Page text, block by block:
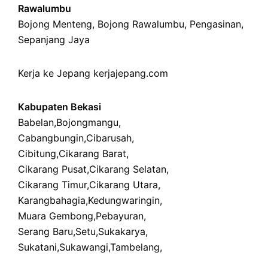
Rawalumbu
Bojong Menteng, Bojong Rawalumbu, Pengasinan,
Sepanjang Jaya
Kerja ke Jepang kerjajepang.com
Kabupaten Bekasi
Babelan,Bojongmangu,
Cabangbungin,Cibarusah,
Cibitung,Cikarang Barat,
Cikarang Pusat,Cikarang Selatan,
Cikarang Timur,Cikarang Utara,
Karangbahagia,Kedungwaringin,
Muara Gembong,Pebayuran,
Serang Baru,Setu,Sukakarya,
Sukatani,Sukawangi,Tambelang,